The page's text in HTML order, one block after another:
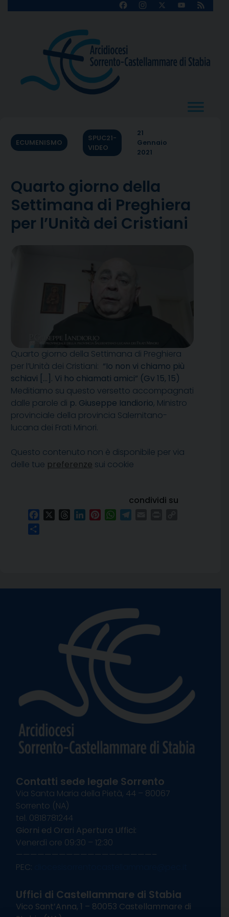
FacebookInstagram
X
YouTube
Feed
ECUMENISMO
SPUC21-
VIDEO
21
Gennaio
2021
Quarto giorno della
Settimana di Preghiera
per l’Unità dei Cristiani
Quarto giorno della Settimana di Preghiera
per l’Unità dei Cristiani: “Io non vi chiamo più
schiavi […]. Vi ho chiamati amici” (Gv 15, 15)
Meditiamo su questo versetto accompagnati
dalle parole di p. Giuseppe Iandiorio, Ministro
provinciale della provincia Salernitano-
lucana dei Frati Minori.
Questo contenuto non è disponibile per via
delle tue preferenze sui cookie
condividi su
FacebookThreadsLinkedInPinterestWhatsApp
Contatti sede legale Sorrento
Via Santa Maria della Pietà, 44 – 80067
Sorrento (NA)
tel. 0818781244
Giorni ed Orari Apertura Uffici:
Venerdì ore 09:30 – 12:30
———————————————————–
PEC:
Uffici di Castellammare di Stabia
Vico Sant’Anna, 1 – 80053 Castellammare di